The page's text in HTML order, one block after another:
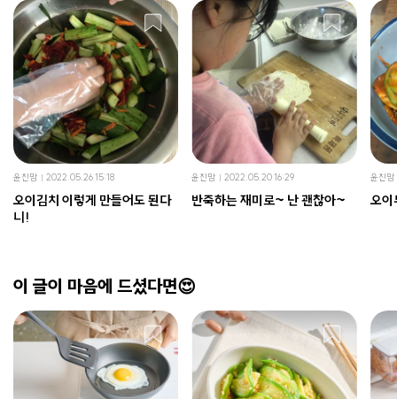
윤진맘 2022.05.26 15:18
오이김치 이렇게 만들어도 된다
니!
윤진맘 2022.05.20 16:29
반죽하는 재미로~ 난 괜찮아~
윤진맘
오이
이 글이 마음에 드셨다면😍